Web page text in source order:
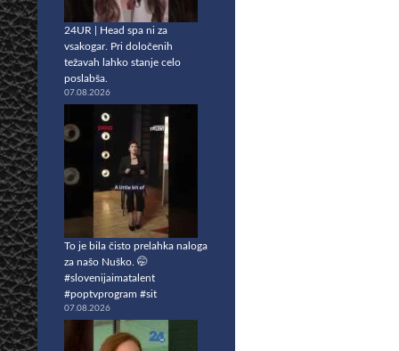
24UR | Head spa ni za
vsakogar. Pri določenih
težavah lahko stanje celo
poslabša.
07.08.2026
To je bila čisto prelahka naloga
za našo Nuško. 🤭
#slovenijaimatalent
#poptvprogram #sit
07.08.2026